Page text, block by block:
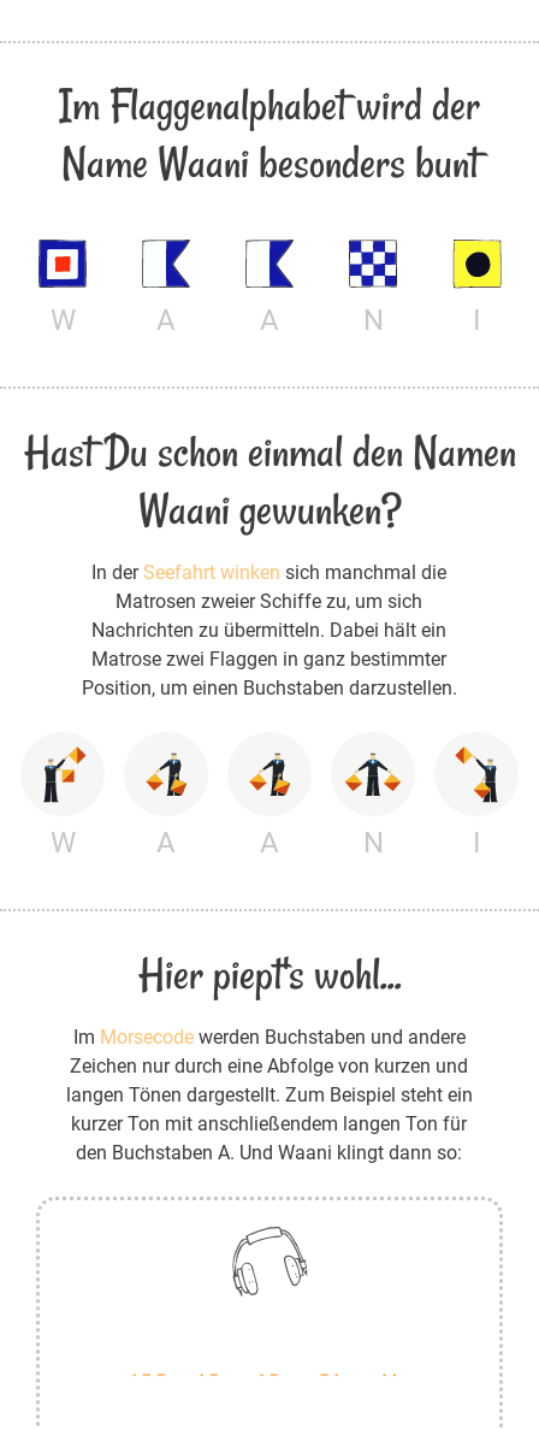
Im Flaggenalphabet wird der
Name Waani besonders bunt
W A A N I
Hast Du schon einmal den Namen
Waani gewunken?
In derSeefahrt winken sich manchmal die
Matrosen zweier Schiffe zu, um sich
Nachrichten zu übermitteln. Dabei hält ein
Matrose zwei Flaggen in ganz bestimmter
Position, um einen Buchstaben darzustellen.
W A A N I
Hier piept's wohl...
Im Morsecodewerden Buchstaben und andere
Zeichen nur durch eine Abfolge von kurzen und
langen Tönen dargestellt. Zum Beispiel steht ein
kurzer Ton mit anschließendem langen Ton für
den Buchstaben A. Und Waani klingt dann so: